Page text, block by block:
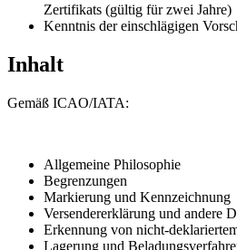
Zertifikats (gültig für zwei Jahre)
Kenntnis der einschlägigen
Inhalt
Gemäß ICAO/IATA:
Allgemeine Philosophie
Begrenzungen
Markierung und Kennzeichnung
Versendererklärung und andere
Erkennung von nicht-
Lagerung und